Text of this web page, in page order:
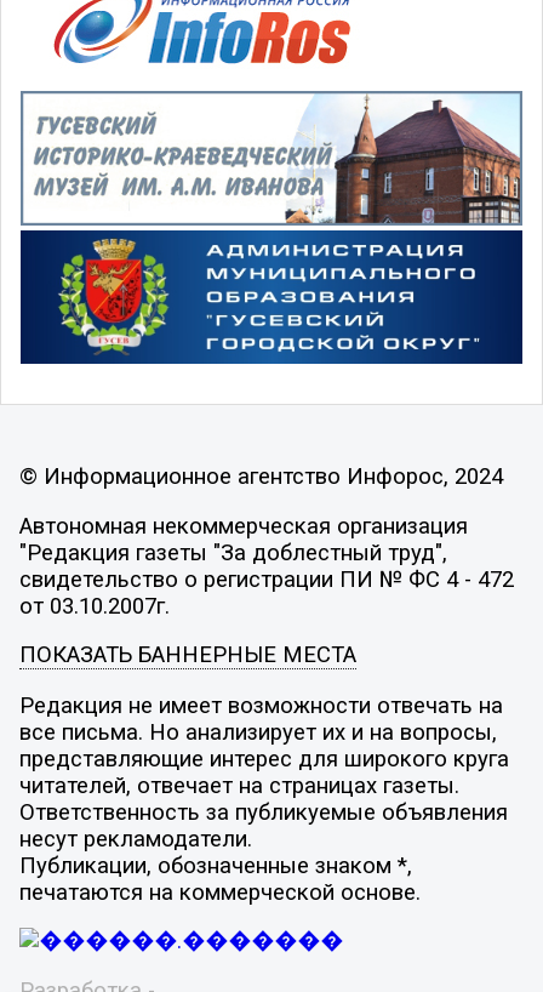
© Информационное агентство Инфорос, 2024
Автономная некоммерческая организация
"Редакция газеты "За доблестный труд",
свидетельство о регистрации ПИ № ФС 4 - 472
от 03.10.2007г.
ПОКАЗАТЬ БАННЕРНЫЕ МЕСТА
Редакция не имеет возможности отвечать на
все письма. Но анализирует их и на вопросы,
представляющие интерес для широкого круга
читателей, отвечает на страницах газеты.
Ответственность за публикуемые объявления
несут рекламодатели.
Публикации, обозначенные знаком *,
печатаются на коммерческой основе.